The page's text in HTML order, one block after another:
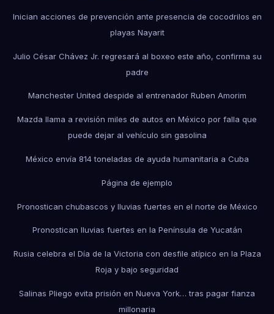
Inician acciones de prevención ante presencia de cocodrilos en
playas Nayarit
Julio César Chávez Jr. regresará al boxeo este año, confirma su
padre
Manchester United despide al entrenador Ruben Amorim
Mazda llama a revisión miles de autos en México por falla que
puede dejar al vehículo sin gasolina
México envía 814 toneladas de ayuda humanitaria a Cuba
Página de ejemplo
Pronostican chubascos y lluvias fuertes en el norte de México
Pronostican lluvias fuertes en la Península de Yucatán
Rusia celebra el Día de la Victoria con desfile atípico en la Plaza
Roja y bajo seguridad
Salinas Pliego evita prisión en Nueva York… tras pagar fianza
millonaria